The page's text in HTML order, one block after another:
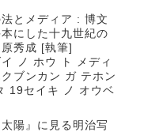
とメディア : 博文
にした十九世紀の
秀成 [執筆]
ノ ホウ ト メディ
ブンカン ガ テホン
19セイキ ノ オウベ
陽』に見る明治写